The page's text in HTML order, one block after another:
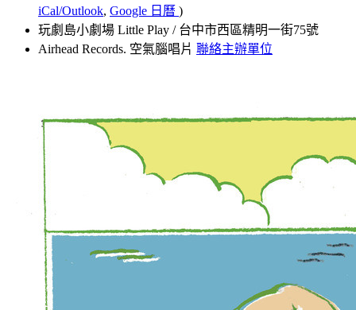
iCal/Outlook, Google 日曆 )
玩劇島小劇場 Little Play / 台中市西區精明一街75號
Airhead Records. 空氣腦唱片 聯絡主辦單位